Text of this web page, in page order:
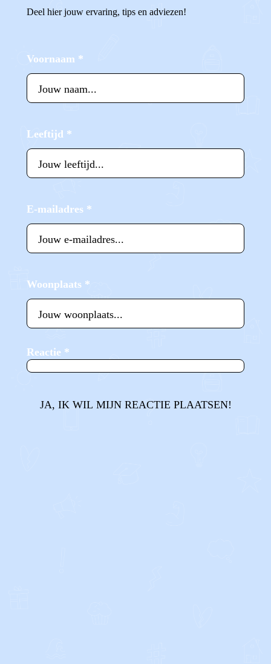
Deel hier jouw ervaring, tips en adviezen!
Voornaam *
Leeftijd *
E-mailadres *
Woonplaats *
Reactie *
JA, IK WIL MIJN REACTIE PLAATSEN!